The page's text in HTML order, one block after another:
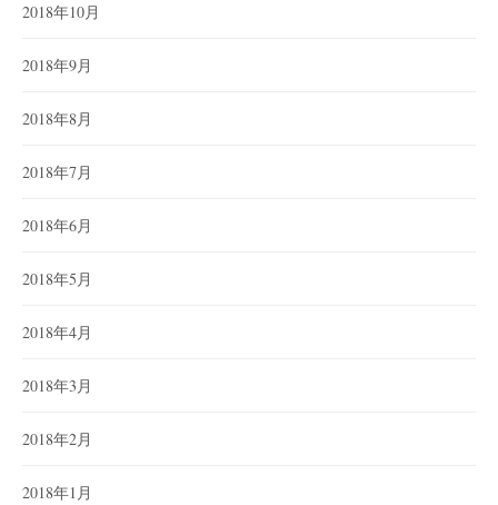
2018年10月
2018年9月
2018年8月
2018年7月
2018年6月
2018年5月
2018年4月
2018年3月
2018年2月
2018年1月